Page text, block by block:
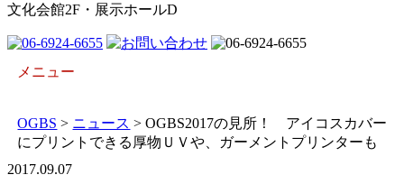
文化会館2F・展示ホールD
メニュー
プレス向け
OGBS > ニュース >OGBS2017の見所！ アイコスカバー
にプリントできる厚物ＵＶや、ガーメントプリンターも
2017.09.07